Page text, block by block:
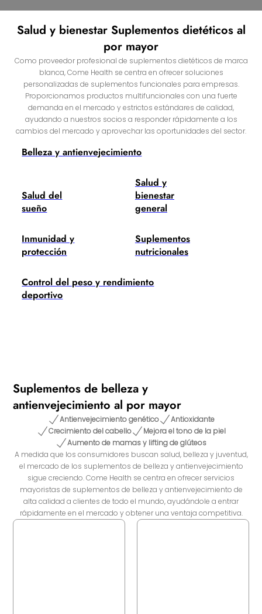
Salud y bienestar Suplementos dietéticos al
por mayor
Como proveedor profesional de suplementos dietéticos de marca
blanca, Come Health se centra en ofrecer soluciones
personalizadas de suplementos funcionales para empresas.
Proporcionamos productos multifuncionales con una fuerte
demanda en el mercado y estrictos estándares de calidad,
ayudando a nuestros socios a responder rápidamente a los
cambios del mercado y aprovechar las oportunidades del sector.
Belleza y antienvejecimiento
Salud del
sueño
Salud y
bienestar
general
Inmunidad y
protección
Control del peso y rendimiento
deportivo
Suplementos
nutricionales
Suplementos de belleza y
antienvejecimiento al por mayor
Antienvejecimiento genético
Antioxidante
Crecimiento del cabello
Mejora el tono de la piel
Aumento de mamas y lifting de glúteos
A medida que los consumidores buscan salud, belleza y juventud,
el mercado de los suplementos de belleza y antienvejecimiento
sigue creciendo. Come Health se centra en ofrecer servicios
mayoristas de suplementos de belleza y antienvejecimiento de
alta calidad a clientes de todo el mundo, ayudándole a entrar
rápidamente en el mercado y obtener una ventaja competitiva.